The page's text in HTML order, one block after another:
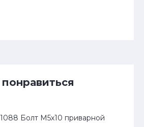
1088 Болт М5х10 приварной